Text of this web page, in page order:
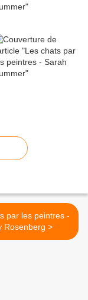
par les peintres -
Amy Rosenberg >